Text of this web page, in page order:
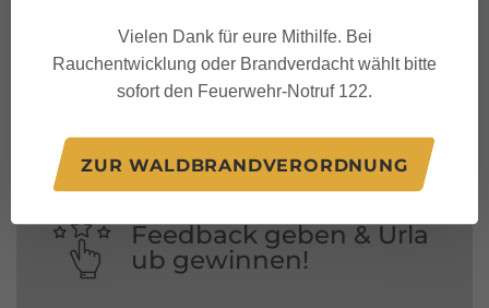
Folge uns auf:
Feedback geben & Urla
ub gewinnen!
Vielen Dank für eure Mithilfe. Bei
Rauchentwicklung oder Brandverdacht wählt bitte
sofort den Feuerwehr-Notruf 122.
ZUR WALDBRANDVERORDNUNG